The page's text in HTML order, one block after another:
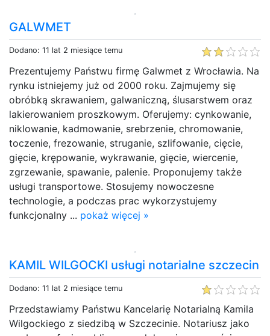
GALWMET
Dodano: 11 lat 2 miesiące temu
Prezentujemy Państwu firmę Galwmet z Wrocławia. Na
rynku istniejemy już od 2000 roku. Zajmujemy się
obróbką skrawaniem, galwaniczną, ślusarstwem oraz
lakierowaniem proszkowym. Oferujemy: cynkowanie,
niklowanie, kadmowanie, srebrzenie, chromowanie,
toczenie, frezowanie, struganie, szlifowanie, cięcie,
gięcie, krępowanie, wykrawanie, gięcie, wiercenie,
zgrzewanie, spawanie, palenie. Proponujemy także
usługi transportowe. Stosujemy nowoczesne
technologie, a podczas prac wykorzystujemy
funkcjonalny ... pokaż więcej »
KAMIL WILGOCKI usługi notarialne szczecin
Dodano: 11 lat 2 miesiące temu
Przedstawiamy Państwu Kancelarię Notarialną Kamila
Wilgockiego z siedzibą w Szczecinie. Notariusz jako